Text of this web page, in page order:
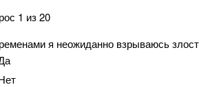
1 из 20
я неожиданно взрываюсь